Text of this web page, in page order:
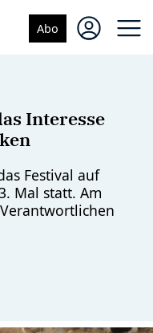
Abo
Interesse
Festival auf
Mal statt. Am